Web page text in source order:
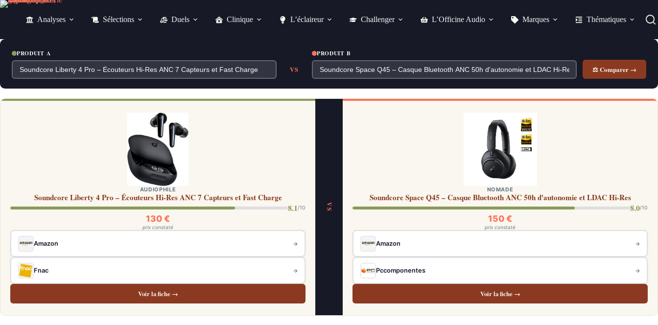
Passer
Analyses Sélections Duels Clinique L’éclaireur Challenger L’Officine Audio Marques Thématiques
PRODUIT A
VS
PRODUIT B
⚖ Comparer →
AUDIOPHILE
Soundcore Liberty 4 Pro – Écouteurs Hi-Res ANC 7 Capteurs et Fast Charge
8.1/10
130 €
prix constaté
Amazon →
Fnac →
Voir la fiche →
VS
NOMADE
Soundcore Space Q45 – Casque Bluetooth ANC 50h d'autonomie et LDAC Hi-Res
8.0/10
150 €
prix constaté
Amazon →
Pccomponentes →
Voir la fiche →